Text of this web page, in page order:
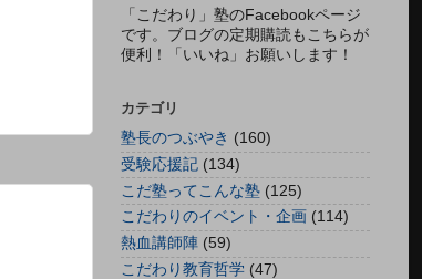
「こだわり」塾のFacebookページ
です。ブログの定期購読もこちらが
便利！「いいね」お願いします！
カテゴリ
塾長のつぶやき (160)
受験応援記 (134)
こだ塾ってこんな塾 (125)
こだわりのイベント・企画 (114)
熱血講師陣 (59)
こだわり教育哲学 (47)